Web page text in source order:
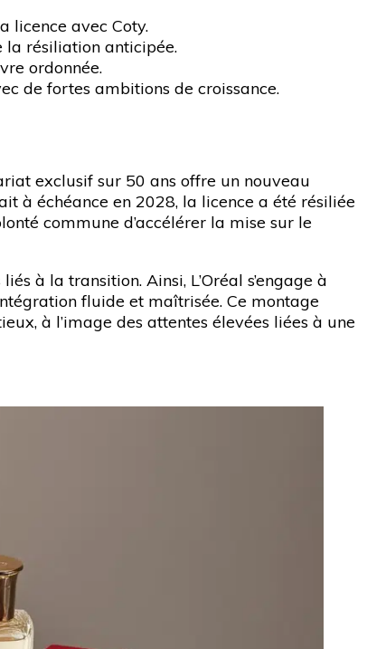
licence avec Coty.
la résiliation anticipée.
ordonnée.
de fortes ambitions de croissance.
exclusif sur 50 ans offre un nouveau
à échéance en 2028, la licence a été résiliée
commune d’accélérer la mise sur le
à la transition. Ainsi, L’Oréal s’engage à
fluide et maîtrisée. Ce montage
à l’image des attentes élevées liées à une